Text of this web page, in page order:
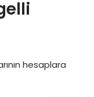
hesaplara